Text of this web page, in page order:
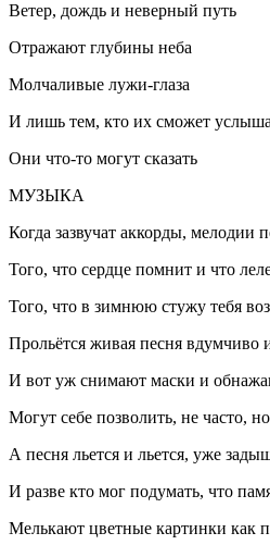
Ветер, дождь и неверный путь
Отражают глубины неба
Молчаливые лужи-глаза
И лишь тем, кто их сможет
Они что-то могут сказать
МУЗЫКА
Когда зазвучат аккорды, мелодии
Того, что сердце помнит и что
Того, что в зимнюю стужу тебя
Прольётся живая песня вдумчиво
И вот уж снимают маски и
Могут себе позволить, не часто,
А песня льется и льется, уже
И разве кто мог подумать, что
Мелькают цветные картинки как